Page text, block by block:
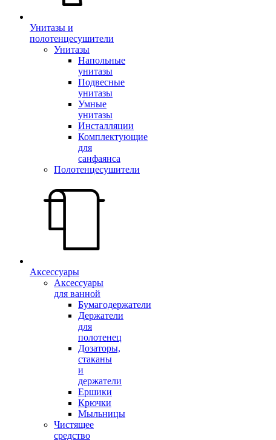
Унитазы и
полотенцесушители
Унитазы
Напольные
унитазы
Подвесные
унитазы
Умные
унитазы
Инсталляции
Комплектующие
для
санфаянса
Полотенцесушители
Аксессуары
Аксессуары
для ванной
Бумагодержатели
Держатели
для
полотенец
Дозаторы,
стаканы
и
держатели
Ершики
Крючки
Мыльницы
Чистящее
средство